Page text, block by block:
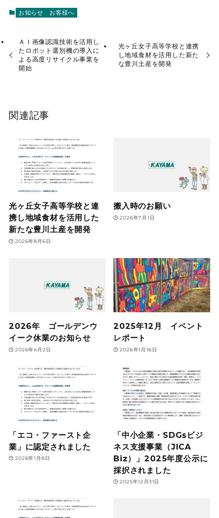
お知らせ お客様へ
ＡＩ画像認識技術を活用し
たロボット選別機の導入に
よる高度リサイクル事業を
開始
光ヶ丘女子高等学校と連携
し地域食材を活用した新た
な豊川土産を開発
関連記事
光ヶ丘女子高等学校と連
携し地域食材を活用した
新たな豊川土産を開発
2026年8月6日
搬入時のお願い
2026年7月1日
2026年 ゴールデンウ
イーク休業のお知らせ
2026年4月2日
2025年12月 イベント
レポート
2026年1月16日
「エコ・ファースト企
業」に認定されました
2026年1月8日
「中小企業・SDGsビジ
ネス支援事業（JICA
Biz）」2025年度公示に
採択されました
2025年12月31日